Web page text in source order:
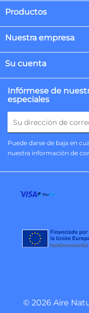
Productos
Nuestra empresa
Su cuenta
Infórmese de
especiales
Puede darse de baja en
nuestra información de
© 2026 Aire